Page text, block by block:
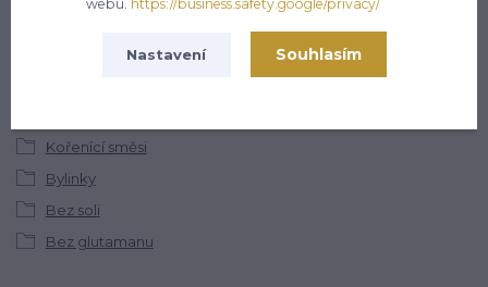
Kořenící směsi
Bylinky
Bez soli
Bez glutamanu
webu. https://business.safety.google/privacy/
Nastavení Souhlasím